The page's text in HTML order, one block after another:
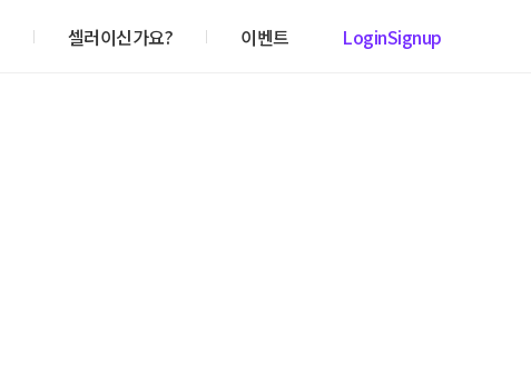
셀러이신가요? 이벤트 LoginSignup